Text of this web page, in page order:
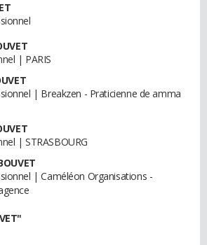
| PARIS
| Breakzen - Praticienne de amma
| STRASBOURG
| Caméléon Organisations -